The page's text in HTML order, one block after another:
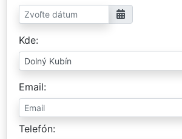
Kde
Email
Telefón